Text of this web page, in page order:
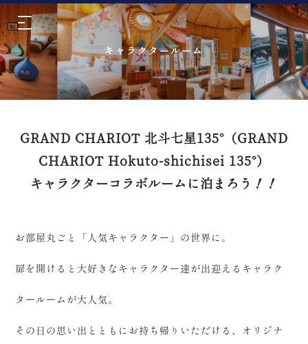
キャラクタールーム
GRAND CHARIOT 北斗七星135°（GRAND
CHARIOT Hokuto-shichisei 135°）
キャラクターコラボルームに泊まろう！！
お部屋丸ごと「人気キャラクター」の世界に。
扉を開けると大好きなキャラクター達が出迎えるキャラク
タールームが大人気。
その日の思い出とともにお持ち帰りいただける、オリジナ